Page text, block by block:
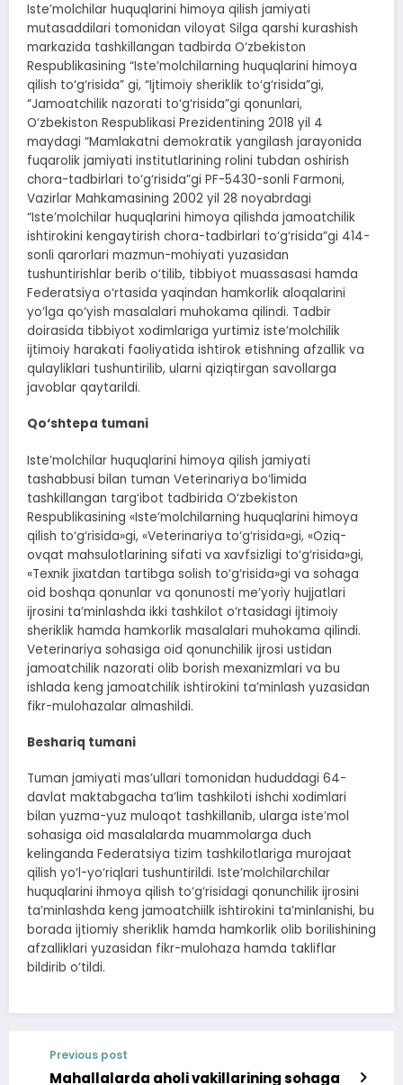
Iste’molchilar huquqlarini himoya qilish jamiyati
mutasaddilari tomonidan viloyat Silga qarshi kurashish
markazida tashkillangan tadbirda O‘zbekiston
Respublikasining “Iste’molchilarning huquqlarini himoya
qilish to‘g‘risida” gi, “Ijtimoiy sheriklik to‘g‘risida”gi,
“Jamoatchilik nazorati to‘g‘risida”gi qonunlari,
O‘zbekiston Respublikasi Prezidentining 2018 yil 4
maydagi “Mamlakatni demokratik yangilash jarayonida
fuqarolik jamiyati institutlarining rolini tubdan oshirish
chora-tadbirlari to‘g‘risida”gi PF-5430-sonli Farmoni,
Vazirlar Mahkamasining 2002 yil 28 noyabrdagi
“Iste’molchilar huquqlarini himoya qilishda jamoatchilik
ishtirokini kengaytirish chora-tadbirlari to‘g‘risida”gi 414-
sonli qarorlari mazmun-mohiyati yuzasidan
tushuntirishlar berib o‘tilib, tibbiyot muassasasi hamda
Federatsiya o‘rtasida yaqindan hamkorlik aloqalarini
yo‘lga qo‘yish masalalari muhokama qilindi. Tadbir
doirasida tibbiyot xodimlariga yurtimiz iste’molchilik
ijtimoiy harakati faoliyatida ishtirok etishning afzallik va
qulayliklari tushuntirilib, ularni qiziqtirgan savollarga
javoblar qaytarildi.
Qo‘shtepa tumani
Iste’molchilar huquqlarini himoya qilish jamiyati
tashabbusi bilan tuman Veterinariya bo‘limida
tashkillangan targ‘ibot tadbirida O‘zbekiston
Respublikasining «Iste’molchilarning huquqlarini himoya
qilish to‘g‘risida»gi, «Veterinariya to‘g‘risida»gi, «Oziq-
ovqat mahsulotlarining sifati va xavfsizligi to‘g‘risida»gi,
«Texnik jixatdan tartibga solish to‘g‘risida»gi va sohaga
oid boshqa qonunlar va qonunosti me’yoriy hujjatlari
ijrosini ta’minlashda ikki tashkilot o‘rtasidagi ijtimoiy
sheriklik hamda hamkorlik masalalari muhokama qilindi.
Veterinariya sohasiga oid qonunchilik ijrosi ustidan
jamoatchilik nazorati olib borish mexanizmlari va bu
ishlada keng jamoatchilik ishtirokini ta’minlash yuzasidan
fikr-mulohazalar almashildi.
Beshariq tumani
Tuman jamiyati mas’ullari tomonidan hududdagi 64-
davlat maktabgacha ta’lim tashkiloti ishchi xodimlari
bilan yuzma-yuz muloqot tashkillanib, ularga iste’mol
sohasiga oid masalalarda muammolarga duch
kelinganda Federatsiya tizim tashkilotlariga murojaat
qilish yo‘l-yo‘riqlari tushuntirildi. Iste’molchilarchilar
huquqlarini ihmoya qilish to‘g‘risidagi qonunchilik ijrosini
ta’minlashda keng jamoatchiilk ishtirokini ta’minlanishi, bu
borada ijtiomiy sheriklik hamda hamkorlik olib borilishining
afzalliklari yuzasidan fikr-mulohaza hamda takliflar
bildirib o‘tildi.
Previous post
Mahallalarda aholi vakillarining sohaga